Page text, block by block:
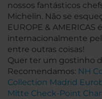
nossos fantásticos
Michelin. Não se
EUROPE & AMERICAS
internacionalmente
entre outras coisas!
Quer ter um gostinho
Recomendamos: NH
Collection Madrid
Mitte Check-Point